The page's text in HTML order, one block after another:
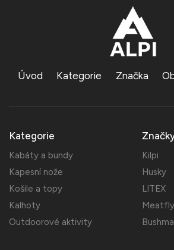
Úvod Kategorie Značka
Kategorie
Kabáty a bundy
Kapesní nože
Košile a topy
Kalhoty
Outdoorové aktivity
Kilpi
Husky
LITEX
Meatfly